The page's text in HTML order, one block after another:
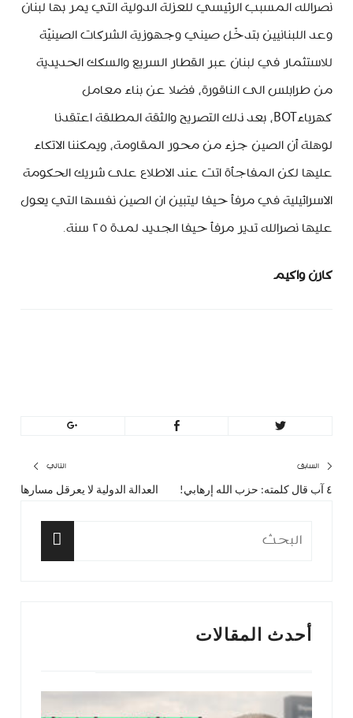
نصرالله المسبب الرئيسي للعزلة الدولية التي يمر بها لبنان
وعد اللبنانيين بتدخّل صيني وجهوزية الشركات الصينيّة
للاستثمار في لبنان عبر القطار السريع والسكك الحديدية
من طرابلس الى الناقورة، فضلا عن بناء معامل
كهرباءBOT، بعد ذلك التصريح والثقة المطلقة اعتقدنا
لوهلة أن الصين جزء من محور المقاومة، ويمكننا الاتكاء
عليها لكن المفاجأة اتت عند الاطلاع على شريك الحكومة
الاسرائيلية في مرفأ حيفا ليتبين ان الصين نفسها التي يعول
عليها نصرالله تدير مرفأ حيفا الجديد لمدة ٢٥ سنة.
كارن واكيم
تصفّح
المقالات
السابق
المقال
٤ آب قال كلمته: حزب الله إرهابي!
التالي
العدالة الدولية لا يعرقل مسارها
البحث
أحدث المقالات